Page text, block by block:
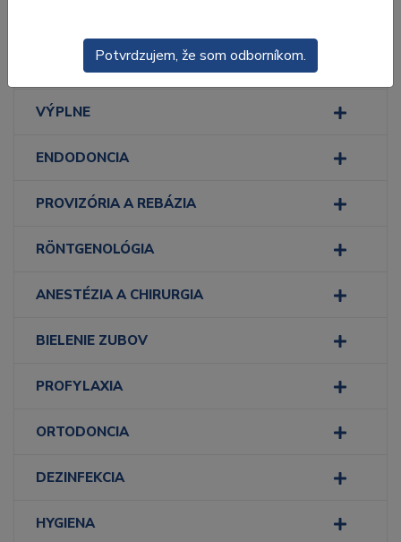
ODLTAČKOVANIE
VÝPLNE
ENDODONCIA
PROVIZÓRIA A REBÁZIA
RÖNTGENOLÓGIA
ANESTÉZIA A CHIRURGIA
BIELENIE ZUBOV
PROFYLAXIA
ORTODONCIA
DEZINFEKCIA
HYGIENA
Potvrdzujem, že som odborníkom.